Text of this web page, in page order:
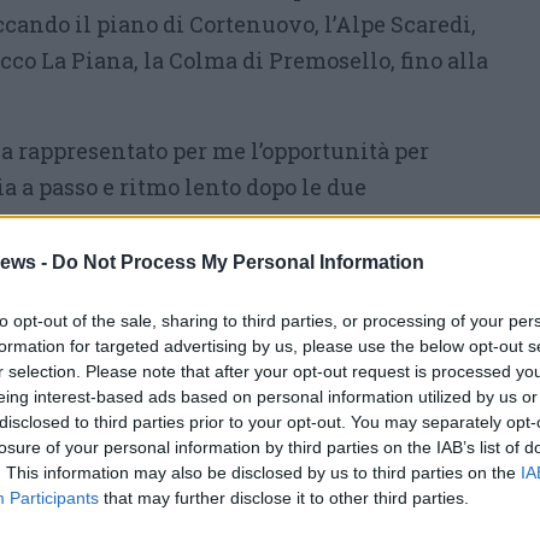
- Do Not Process My Personal Information
opt-out of the sale, sharing to third parties, or processing of your
for targeted advertising by us, please use the below opt-out
selection. Please note that after your opt-out request is processed
interest-based ads based on personal information utilized by us
to third parties prior to your opt-out. You may separately
of your personal information by third parties on the IAB’s list of
This information may also be disclosed by us to third parties on the
Participants that may further disclose it to other third parties.
il piano di Cortenuovo, l’Alpe Scaredi,
La Piana, la Colma di Premosello, fino alla
rappresentato per me l’opportunità per
a passo e ritmo lento dopo le due
Alpi e gli Appennini – commenta il
lontana dalle rinomate località turistiche,
nulla invidiare
attraverso cui scoprire le aree interne del
affascinante e dovrebbe appassionare
esperienza ho potuto scoprire luoghi
visitato, conoscere persone ed
parte della nostra storia. Di sicuro
del Sentiero per cogliere qualche